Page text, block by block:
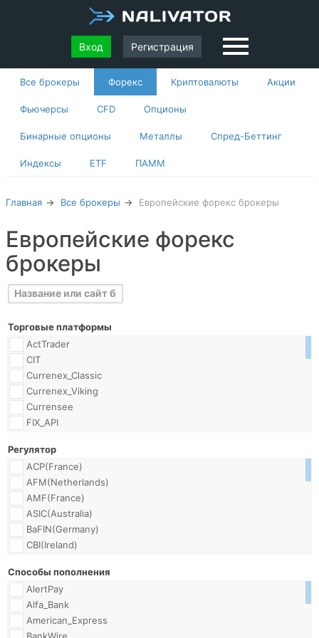
Вход Регистрация
Все брокеры Форекс Криптовалюты Акции
Фьючерсы CFD Опционы
Бинарные опционы Металлы Спред-Беттинг
Индексы ETF ПАММ
Главная Все брокеры Европейские форекс брокеры
Европейские форекс
брокеры
Торговые платформы
ActTrader
CIT
Currenex_Classic
Currenex_Viking
Currensee
FIX_API
MT4
MT4_Android
MT4_Mobile
MT4_MobileSE
MT4_MultiTerminal
MT4_iPhone
MT5
MT5_iPhone
Mirror_Trader
ProTrader
TradeDesk
Регулятор
ACP(France)
AFM(Netherlands)
AMF(France)
ASIC(Australia)
BaFIN(Germany)
CBI(Ireland)
CNB(CzechRepublic)
CNMV(Spain)
CNVMR(Romania)
CONSOB(Italy)
Способы пополнения
AlertPay
Alfa_Bank
American_Express